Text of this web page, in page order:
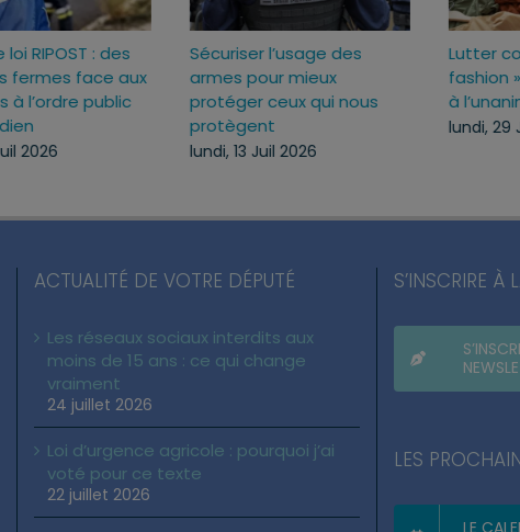
Loi d’urgence agricole :
pourquoi j’ai voté pour ce
texte
mercredi, 22 Juil 2026
Projet de loi RIPOST : des
réponses fermes face aux
atteintes à l’ordre public
du quotidien
lundi, 13 Juil 2026
ACTUALITÉ DE VOTRE DÉPUTÉ
Les réseaux sociaux interdits aux
moins de 15 ans : ce qui change
vraiment
24 juillet 2026
Loi d’urgence agricole : pourquoi j’ai
voté pour ce texte
22 juillet 2026
S’INSCRIRE À
LES
LE